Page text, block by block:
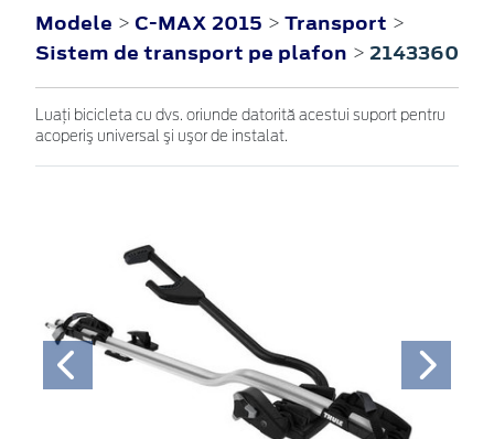
Modele > C-MAX 2015 > Transport >
Sistem de transport pe plafon > 2143360
Luaţi bicicleta cu dvs. oriunde datorită acestui suport pentru
acoperiş universal şi uşor de instalat.